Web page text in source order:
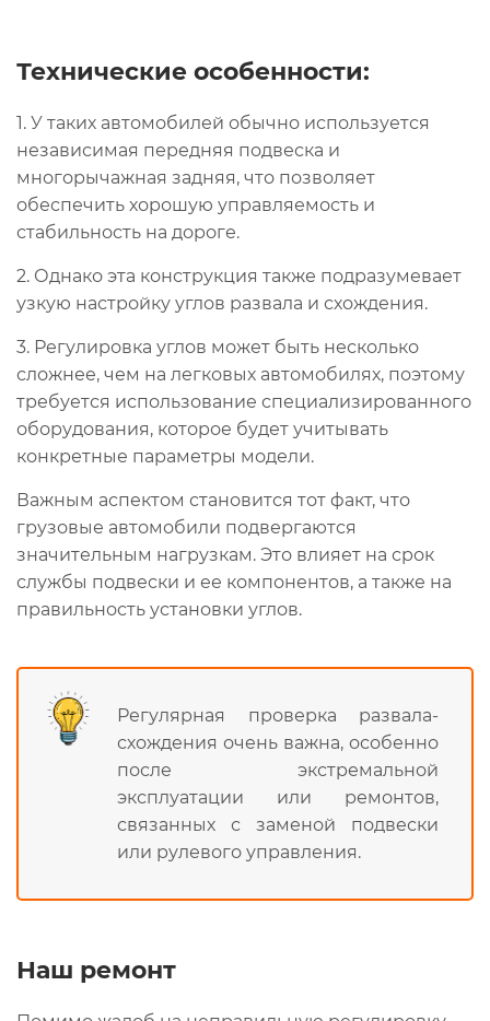
Технические особенности:
1. У таких автомобилей обычно используется
независимая передняя подвеска и
многорычажная задняя, что позволяет
обеспечить хорошую управляемость и
стабильность на дороге.
2. Однако эта конструкция также подразумевает
узкую настройку углов развала и схождения.
3. Регулировка углов может быть несколько
сложнее, чем на легковых автомобилях, поэтому
требуется использование специализированного
оборудования, которое будет учитывать
конкретные параметры модели.
Важным аспектом становится тот факт, что
грузовые автомобили подвергаются
значительным нагрузкам. Это влияет на срок
службы подвески и ее компонентов, а также на
правильность установки углов.
Регулярная проверка развала-
схождения очень важна, особенно
после экстремальной
эксплуатации или ремонтов,
связанных с заменой подвески
или рулевого управления.
Наш ремонт